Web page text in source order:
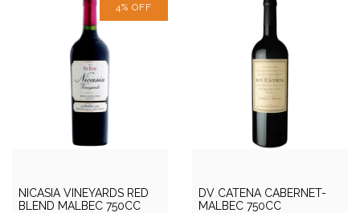
4% OFF
NICASIA VINEYARDS RED
BLEND MALBEC 750CC
DV CATENA CABERNET-
MALBEC 750CC